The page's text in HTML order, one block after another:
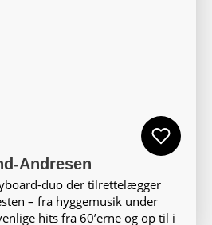
Andresen
duo der tilrettelægger
– fra hyggemusik under
hits fra 60’erne og op til i